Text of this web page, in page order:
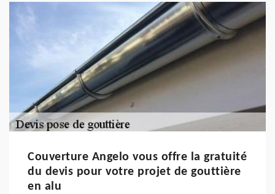
Couverture Angelo vous offre la gratuité
du devis pour votre projet de gouttière
en alu